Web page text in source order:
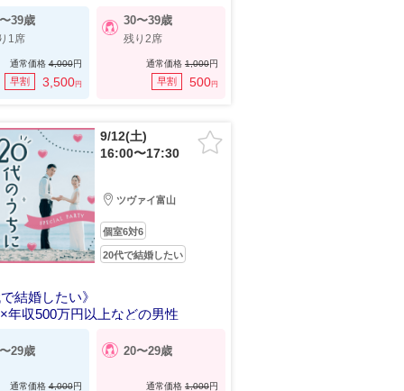
39歳
1席
通常価格4,000円
早割 3,500円
30〜39歳
残り2席
通常価格 1,000円
早割 500円
9/12(土)
16:00〜17:30
ツヴァイ富山
個室6対6
20代で結婚したい
で結婚したい》
年収500万円以上などの男性
29歳
通常価格4,000円
20〜29歳
通常価格 1,000円